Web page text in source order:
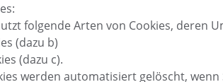
folgende Arten von Cookies, deren
(dazu b)
(dazu c).
werden automatisiert gelöscht, wenn